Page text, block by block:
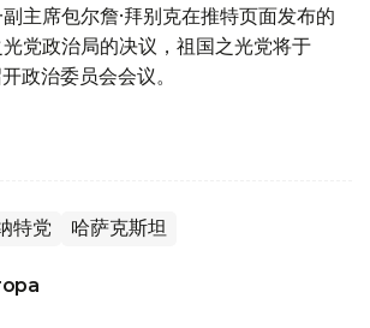
主席包尔詹·拜别克在推特页面发布的
党政治局的决议，祖国之光党将于
政治委员会会议。
特党 哈萨克斯坦